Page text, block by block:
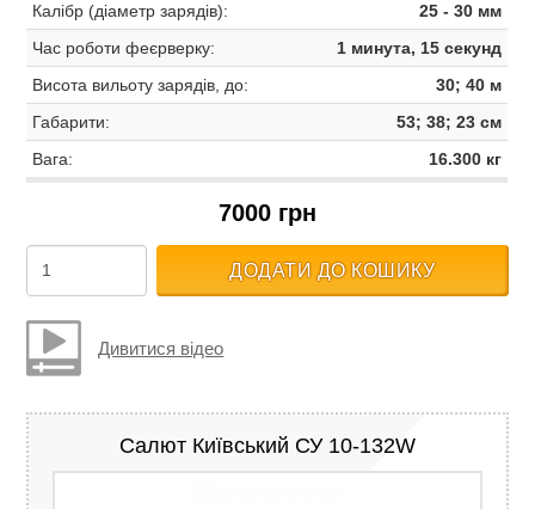
Калібр (діаметр зарядів):
25 - 30 мм
Час роботи феєрверку:
1 минута, 15 секунд
Висота вильоту зарядів, до:
30; 40 м
Габарити:
53; 38; 23 см
Вага:
16.300 кг
7000 грн
ДОДАТИ ДО КОШИКУ
Дивитися відео
Салют Київський СУ 10-132W